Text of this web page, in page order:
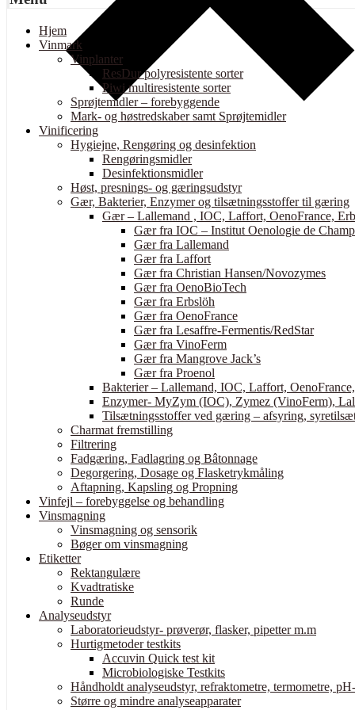
Hjem
Vinmark
Vinplanter
ResDur polyresistente sorter
Piwi multiresistente sorter
Sprøjtemidler – forebyggende
Mark- og høstredskaber samt Sprøjtemidler
Vinificering
Hygiejne, Rengøring og desinfektion
Rengøringsmidler
Desinfektionsmidler
Høst, presnings- og gæringsudstyr
Gær, Bakterier, Enzymer og tilsætningsstoffer til gæring
Gær – Lallemand , IOC, Laffort, OenoFrance,
Gær fra IOC – Institut Oenologie de
Gær fra Lallemand
Gær fra Laffort
Gær fra Christian Hansen/Novozymes
Gær fra OenoBioTech
Gær fra Erbslöh
Gær fra OenoFrance
Gær fra Lesaffre-Fermentis/RedStar
Gær fra VinoFerm
Gær fra Mangrove Jack’s
Gær fra Proenol
Bakterier – Lallemand, IOC, Laffort,
Enzymer- MyZym (IOC), Zymez (VinoFerm),
Tilsætningsstoffer ved gæring – afsyring,
Charmat fremstilling
Filtrering
Fadgæring, Fadlagring og Bâtonnage
Degorgering, Dosage og Flasketrykmåling
Aftapning, Kapsling og Propning
Vinfejl – forebyggelse og behandling
Vinsmagning
Vinsmagning og sensorik
Bøger om vinsmagning
Etiketter
Rektangulære
Kvadtratiske
Runde
Analyseudstyr
Laboratorieudstyr- prøverør, flasker, pipetter m.m
Hurtigmetoder testkits
Accuvin Quick test kit
Microbiologiske Testkits
Håndholdt analyseudstyr, refraktometre, termometre,
Større og mindre analyseapparater